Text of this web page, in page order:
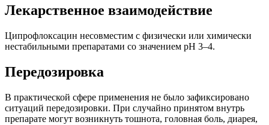
Лекарственное взаимодействие
Ципрофлоксацин несовместим с физически или химически
нестабильными препаратами со значением рН 3–4.
Передозировка
В практической сфере применения не было зафиксировано
ситуаций передозировки. При случайно принятом внутрь
препарате могут возникнуть тошнота, головная боль, диарея,